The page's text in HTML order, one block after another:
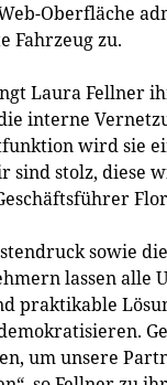
Oberfläche
Fahrzeug zu.
Laura Fellner
interne
wird sie
stolz, diese
sowie
lassen alle
praktikable
um unsere